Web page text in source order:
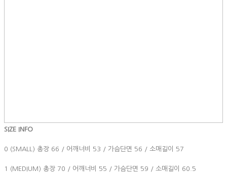
SIZE INFO
0 (SMALL) 총장 66 / 어깨너비 53 / 가슴단면 56 / 소매길이 57
1 (MEDIUM) 총장 70 / 어깨너비 55 / 가슴단면 59 / 소매길이 60.5